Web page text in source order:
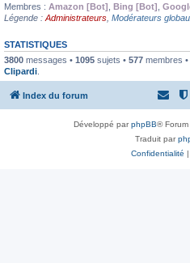
Membres : Amazon [Bot] Bing [Bot]
Légende : Administrateurs Modérateurs
STATISTIQUES
3800 messages • 1095 sujets • 577 membres
Clipardi
Index du forum
Développé parphpBB®
Traduit par
Confidentialité |